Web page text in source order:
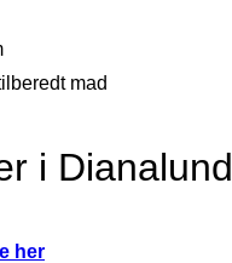
mad
i Dianalund
her